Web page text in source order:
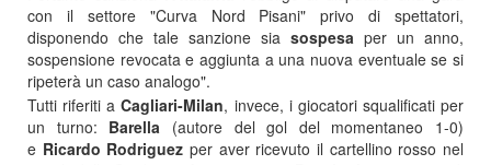
con il settore "Curva Nord Pisani" privo di spettatori,
disponendo che tale sanzione sia sospesa per un anno,
sospensione revocata e aggiunta a una nuova eventuale se si
ripeterà un caso analogo".
Tutti riferiti aCagliari-Milan, invece, i giocatori squalificati per
un turno: Barella (autore del gol del momentaneo 1-0)
e Ricardo Rodriguezper aver ricevuto il cartellino rosso nel